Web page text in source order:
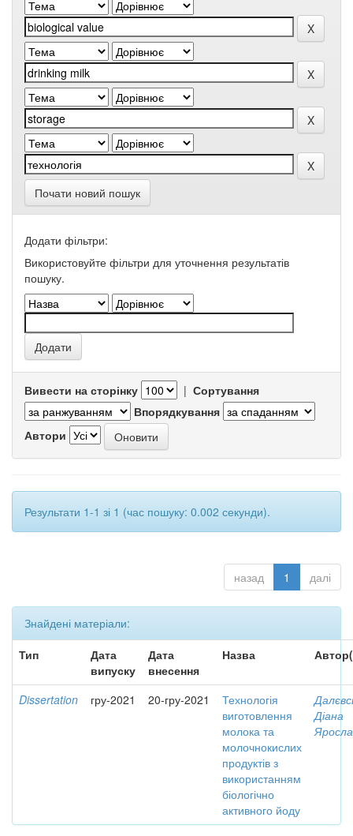
Почати новий пошук
Додати фільтри:
Використовуйте фільтри для уточнення результатів
пошуку.
Вивести на сторінку | Сортування
Впорядкування
Автори
Результати 1-1 зі 1 (час пошуку: 0.002 секунди).
назад 1 далі
Знайдені матеріали:
Тип
Дата
випуску
Дата
внесення
Назва
Dissertation гру-2021 20-гру-2021
Технологія
виготовлення
молока та
молочнокислих
продуктів з
використанням
біологічно
активного йоду
Діана